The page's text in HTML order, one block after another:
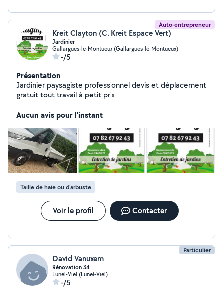
Auto-entrepreneur
Kreit Clayton (C. Kreit Espace Vert)
Jardinier
Gallargues-le-Montueux (Gallargues-le-Montueux)
-/5
Présentation
Jardinier paysagiste professionnel devis et déplacement
gratuit tout travail à petit prix
Aucun avis pour l'instant
Taille de haie ou d'arbuste
Voir le profil Contacter
Particulier
David Vanuxem
Rénovation 34
Lunel-Viel (Lunel-Viel)
-/5